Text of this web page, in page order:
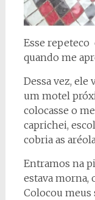
Esse repeteco
quando me
Dessa vez, ele
um motel
colocasse o
caprichei,
cobria as
Entramos na
estava morna,
Colocou meus